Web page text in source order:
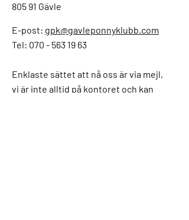
805 91 Gävle
E-post: gpk@gavleponnyklubb.com
Tel: 070 - 563 19 63
Enklaste sättet att nå oss är via mejl,
vi är inte alltid på kontoret och kan